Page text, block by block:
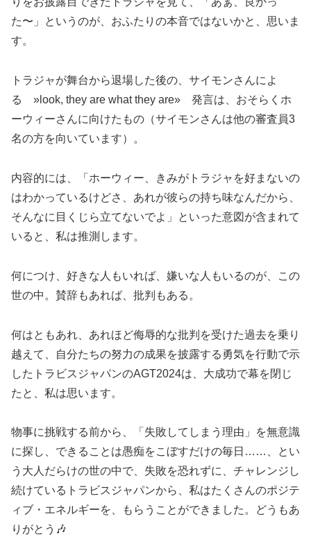
た〜」というのが、おふたりの本音ではないかと、思いま
す。
トラジャが舞台から退場した後の、サイモンさんによ
る »look, they are what they are» 発言は、おそらくホ
ーウィーさんに向けたもの（サイモンさんは他の審査員3
名の方を向いています）。
内容的には、「ホーウィー、きみがトラジャを好まないの
はわかっているけどさ、あれが彼らの持ち味なんだから、
そんなに目くじら立てないでよ」といった意図が含まれて
いると、私は推測します。
何につけ、好きな人もいれば、嫌いな人もいるのが、この
世の中。賛辞もあれば、批判もある。
何はともあれ、あれほど侮辱的な批判を受けた過去を乗り
越えて、自分たちの努力の成果を披露する勇気を行動で示
したトラビスジャパンのAGT2024は、大成功で幕を閉じ
たと、私は思います。
物事に挑戦する前から、「失敗してしまう理由」を無意識
に探し、できることは愚痴をこぼすだけの毎日……、とい
う大人だらけの世の中で、失敗を恐れずに、チャレンジし
続けているトラビスジャパンから、私はたくさんのポジテ
ィブ・エネルギーを、もらうことができました。どうもあ
りがとう🎶